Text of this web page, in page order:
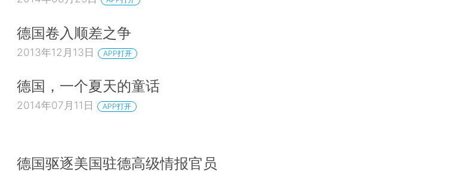
德国卷入顺差之争
2013年12月13日 APP打开
德国，一个夏天的童话
2014年07月11日 APP打开
德国驱逐美国驻德高级情报官员